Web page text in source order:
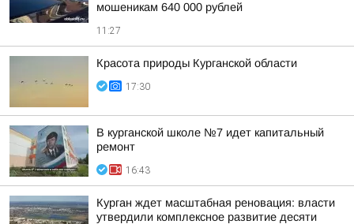
мошеникам 640 000 рублей
11:27
Красота природы Курганской области
17:30
В курганской школе №7 идет капитальный
ремонт
16:43
Курган ждет масштабная реновация: власти
утвердили комплексное развитие десяти